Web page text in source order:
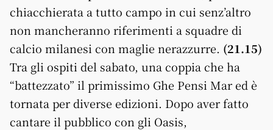
chiacchierata a tutto campo in cui senz’altro
non mancheranno riferimenti a squadre di
calcio milanesi con maglie nerazzurre. (21.15)
Tra gli ospiti del sabato, una coppia che ha
“battezzato” il primissimo Ghe Pensi Mared è
tornata per diverse edizioni. Dopo aver fatto
cantare il pubblico con gli Oasis,